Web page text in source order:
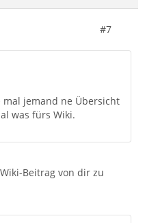
#7
jemand ne Übersicht
was fürs Wiki.
Beitrag von dir zu